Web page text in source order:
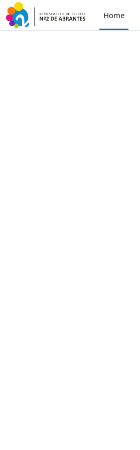
Skip to main content
Home